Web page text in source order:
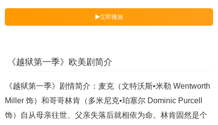
立即播放
《越狱第一季》欧美剧简介
《越狱第一季》剧情简介：麦克（文特沃斯•米勒 Wentworth
Miller 饰）和哥哥林肯（多米尼克•珀塞尔 Dominic Purcell
饰）自从母亲往世、父亲失落后就相依为命。林肯固然是个